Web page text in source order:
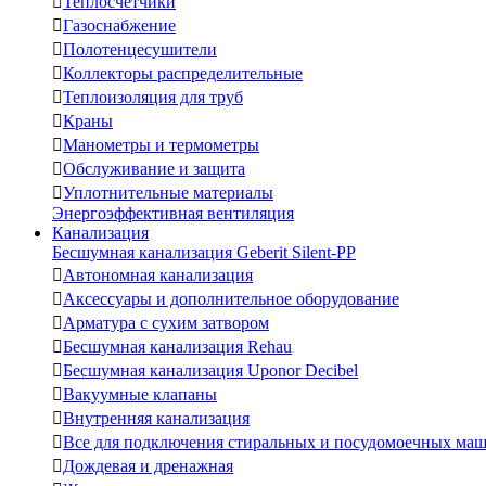
Газоснабжение
Полотенцесушители
Коллекторы распределительные
Теплоизоляция для труб
Краны
Манометры и термометры
Обслуживание и защита
Уплотнительные материалы
Энергоэффективная вентиляция
Канализация
Бесшумная канализация Geberit Silent-PP
Автономная канализация
Аксессуары и дополнительное оборудование
Арматура с сухим затвором
Бесшумная канализация Rehau
Бесшумная канализация Uponor Decibel
Вакуумные клапаны
Внутренняя канализация
Все для подключения стиральных и посудомоечных
Дождевая и дренажная